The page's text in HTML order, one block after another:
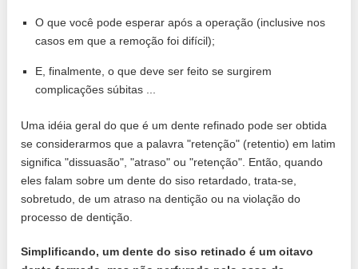
O que você pode esperar após a operação (inclusive nos
casos em que a remoção foi difícil);
E, finalmente, o que deve ser feito se surgirem
complicações súbitas ...
Uma idéia geral do que é um dente refinado pode ser obtida
se considerarmos que a palavra "retenção" (retentio) em latim
significa "dissuasão", "atraso" ou "retenção". Então, quando
eles falam sobre um dente do siso retardado, trata-se,
sobretudo, de um atraso na dentição ou na violação do
processo de dentição.
Simplificando, um dente do siso retinado é um oitavo